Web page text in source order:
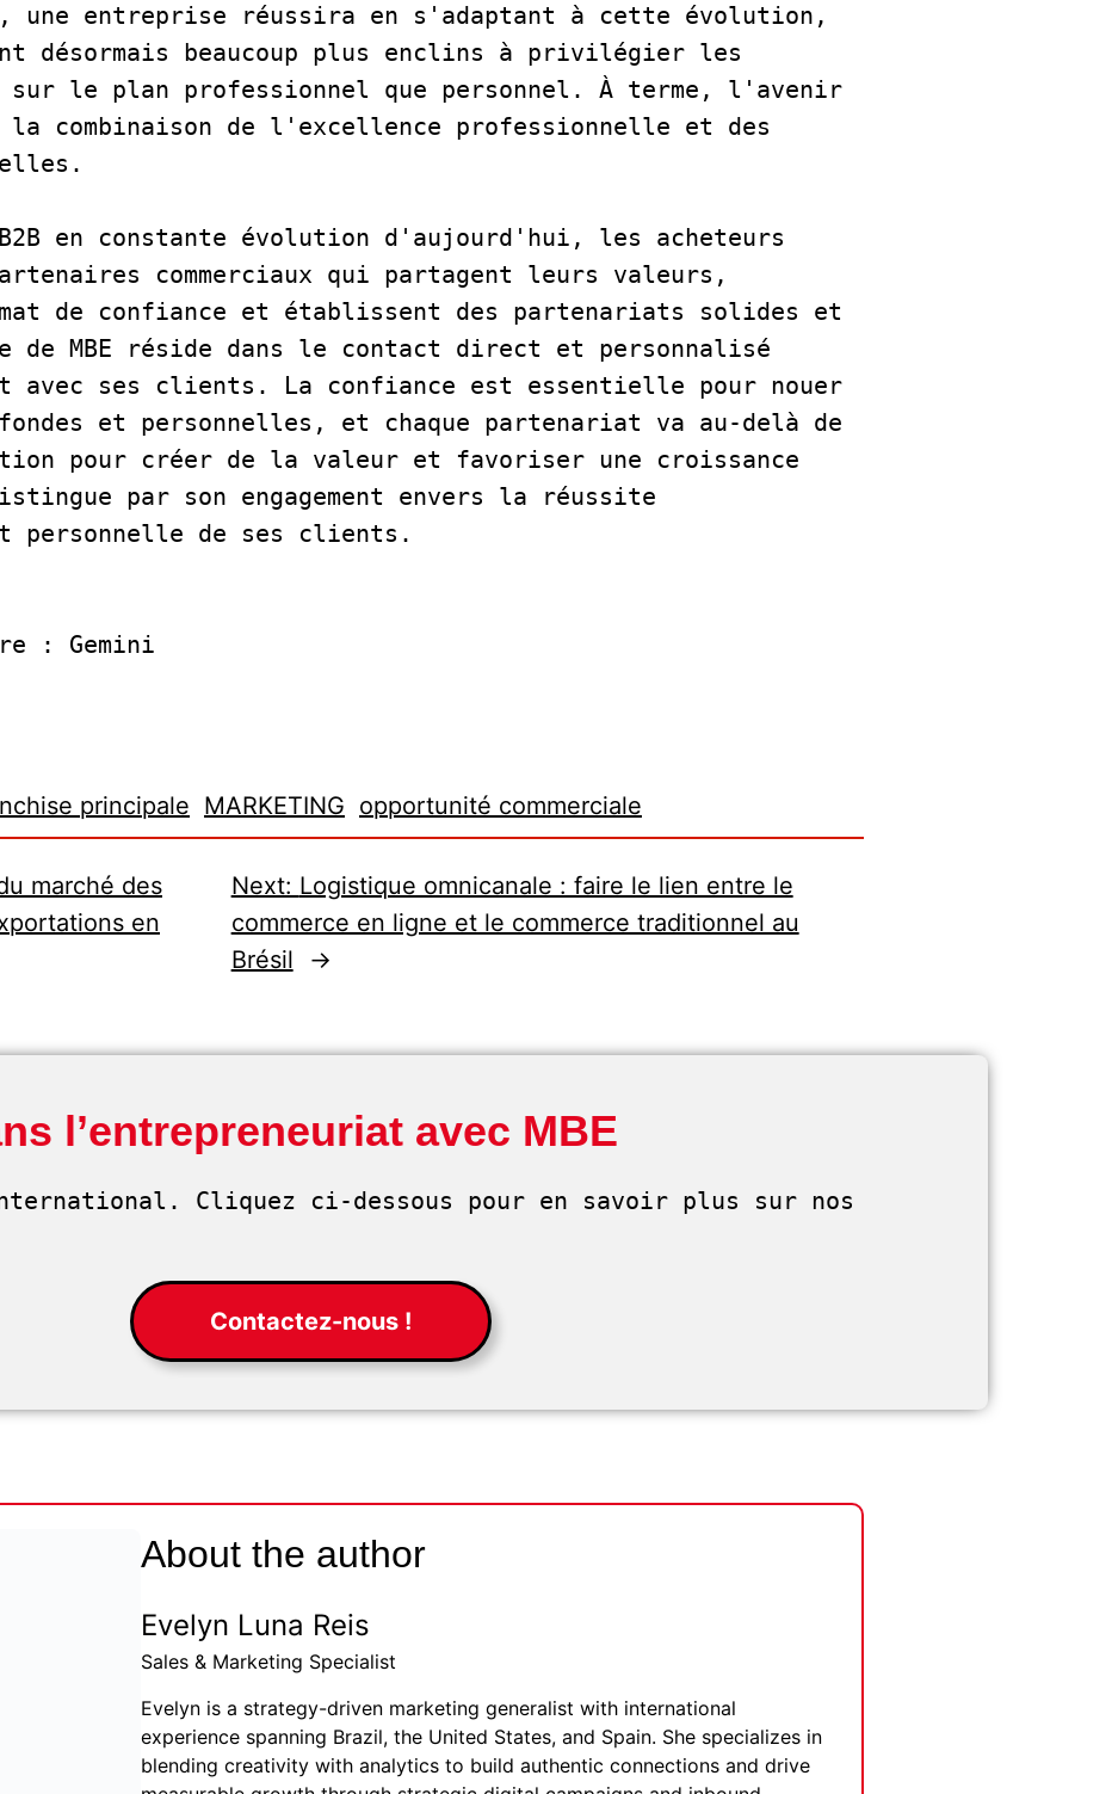
une entreprise réussira en s'adaptant à cette évolution,
désormais beaucoup plus enclins à privilégier les
le plan professionnel que personnel. À terme, l'avenir
la combinaison de l'excellence professionnelle et des
B2B en constante évolution d'aujourd'hui, les acheteurs
commerciaux qui partagent leurs valeurs,
de confiance et établissent des partenariats solides et
de MBE réside dans le contact direct et personnalisé
ses clients. La confiance est essentielle pour nouer
et personnelles, et chaque partenariat va au-delà de
pour créer de la valeur et favoriser une croissance
distingue par son engagement envers la réussite
personnelle de ses clients.
: Gemini
principale MARKETING opportunité commerciale
marché des
en
Next: Logistique omnicanale : faire le lien entre le
commerce en ligne et le commerce traditionnel au
Brésil
→
l’entrepreneuriat avec MBE
Cliquez ci-dessous pour en savoir plus sur nos
Contactez-nous !
About the author
Evelyn Luna Reis
Sales & Marketing Specialist
Evelyn is a strategy-driven marketing generalist with international
experience spanning Brazil, the United States, and Spain. She specializes in
blending creativity with analytics to build authentic connections and drive